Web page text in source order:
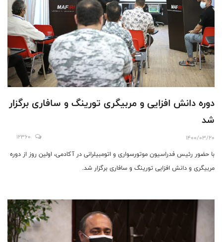
دوره دانش افزایی و مربیگری تورینگ و سافاری برگزار
شد
1400/03/20
12360
با حضور رئیس فدراسیون موتورسواری و اتومبیلرانی در آکادمی، اولین روز از دوره
مربیگری و دانش افزایی تورینگ و سافاری برگزار شد.